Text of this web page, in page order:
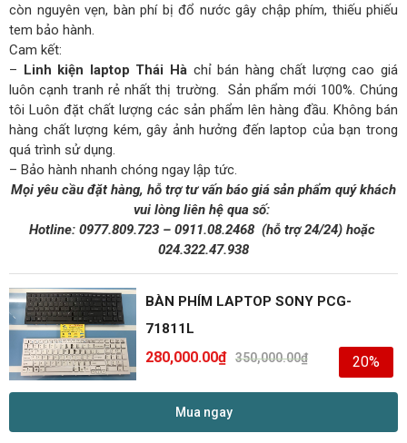
còn nguyên vẹn, bàn phí bị đổ nước gây chập phím, thiếu phiếu
tem bảo hành.
Cam kết:
–
Linh kiện laptop Thái Hàchỉ bán hàng chất lượng cao giá
luôn cạnh tranh rẻ nhất thị trường. Sản phẩm mới 100%. Chúng
tôi Luôn đặt chất lượng các sản phẩm lên hàng đầu. Không bán
hàng chất lượng kém, gây ảnh hưởng đến laptop của bạn trong
quá trình sử dụng.
– Bảo hành nhanh chóng ngay lập tức.
Mọi yêu cầu đặt hàng, hỗ trợ tư vấn báo giá sản phẩm quý khách
vui lòng liên hệ qua số:
Hotline: 0977.809.723– 0911.08.2468 (hỗ trợ 24/24)hoặc
024.322.47.938
BÀN PHÍM LAPTOP SONY PCG-
71811L
350,000.00₫
280,000.00₫ 20%
Mua ngay